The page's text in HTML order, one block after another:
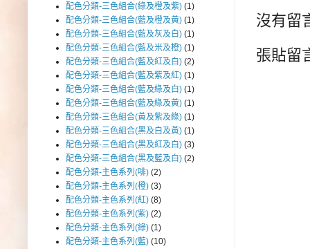
沒有留
張貼留
配色分類-三色組合(綠及橙及紫) (1)
配色分類-三色組合(藍及橙及黃) (1)
配色分類-三色組合(藍及灰及白) (1)
配色分類-三色組合(藍及米及橙) (1)
配色分類-三色組合(藍及紅及白) (2)
配色分類-三色組合(藍及紫及紅) (1)
配色分類-三色組合(藍及綠及白) (1)
配色分類-三色組合(藍及綠及黃) (1)
配色分類-三色組合(黃及紫及綠) (1)
配色分類-三色組合(黑及白及黃) (1)
配色分類-三色組合(黑及紅及白) (3)
配色分類-三色組合(黑及藍及白) (2)
配色分類-主色系列(啡) (2)
配色分類-主色系列(橙) (3)
配色分類-主色系列(紅) (8)
配色分類-主色系列(紫) (2)
配色分類-主色系列(綠) (1)
配色分類-主色系列(藍) (10)